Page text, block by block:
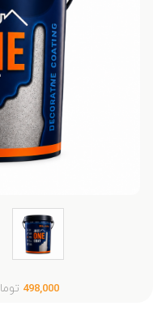
498,000